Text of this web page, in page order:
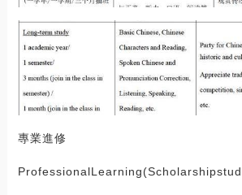
專業進修